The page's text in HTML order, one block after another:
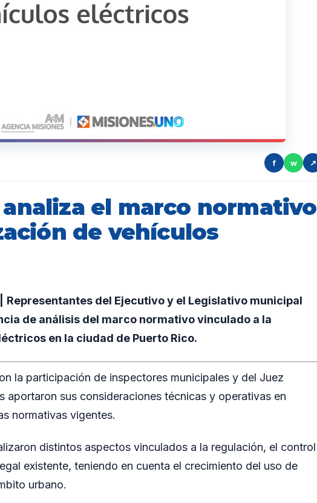
f w ↗
el marco normativo
de vehículos
Representantes del Ejecutivo y el Legislativo municipal
de análisis del marco normativo vinculado a la
en la ciudad de Puerto Rico.
la participación de inspectores municipales y del Juez
aportaron sus consideraciones técnicas y operativas en
normativas vigentes.
distintos aspectos vinculados a la regulación, el control
existente, teniendo en cuenta el crecimiento del uso de
urbano.